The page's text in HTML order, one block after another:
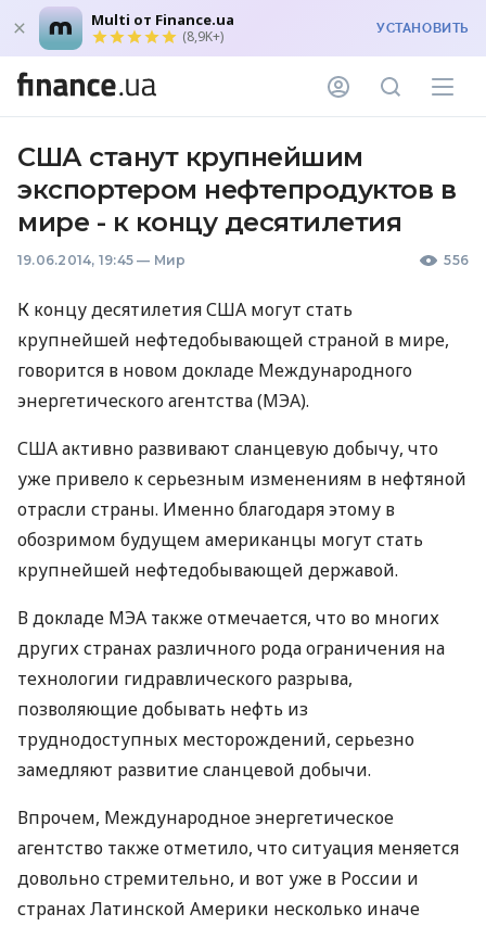
Multi от Finance.ua
(8,9K+) УСТАНОВИТЬ
США станут крупнейшим
экспортером нефтепродуктов в
мире - к концу десятилетия
19.06.2014, 19:45 — Мир 556
К концу десятилетияСША могут стать
крупнейшей нефтедобывающей страной в мире,
говорится в новом докладе Международного
энергетического агентства (МЭА).
СШАактивно развивают сланцевую добычу, что
уже привело к серьезным изменениям в нефтяной
отрасли страны. Именно благодаря этому в
обозримом будущем американцы могут стать
крупнейшей нефтедобывающей державой.
В докладе МЭА также отмечается, что во многих
других странах различного рода ограничения на
технологии гидравлического разрыва,
позволяющие добывать нефть из
труднодоступных месторождений, серьезно
замедляют развитие сланцевой добычи.
Впрочем, Международное энергетическое
агентство также отметило, что ситуация меняется
довольно стремительно, и вот уже в России и
странах Латинской Америки несколько иначе